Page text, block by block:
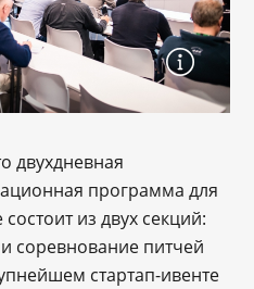
двухдневная
программа для
из двух секций:
соревнование питчей
стартап-ивенте